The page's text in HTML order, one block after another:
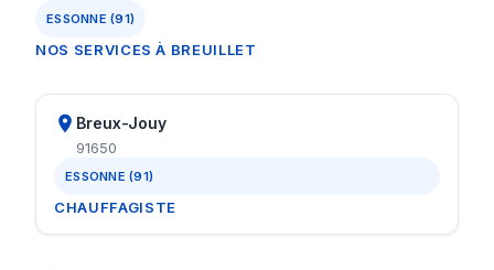
ESSONNE (91)
NOS SERVICES À BREUILLET
Breux-Jouy
91650
ESSONNE (91)
CHAUFFAGISTE